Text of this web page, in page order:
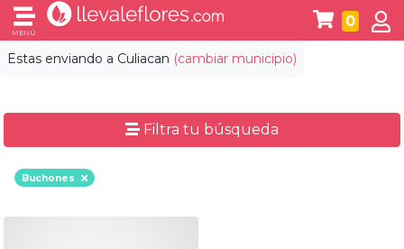
Estas enviando a Culiacan (cambiar municipio)
MENÚ
0
Filtra tu búsqueda
Buchones